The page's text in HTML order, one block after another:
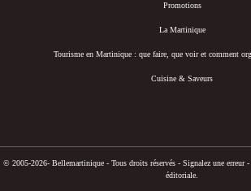
Promotions
La Martinique
Tourisme en Martinique : que faire, que voir et comment
Cuisine & Saveurs
© 2005-2026- Bellemartinique - Tous droits réservés - Signalez une erreur -
éditoriale.